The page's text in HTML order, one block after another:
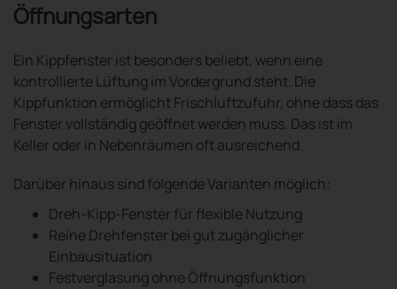
Öffnungsarten
Ein Kippfenster ist besonders beliebt, wenn eine
kontrollierte Lüftung im Vordergrund steht. Die
Kippfunktion ermöglicht Frischluftzufuhr, ohne dass das
Fenster vollständig geöffnet werden muss. Das ist im
Keller oder in Nebenräumen oft ausreichend.
Darüber hinaus sind folgende Varianten möglich:
Dreh-Kipp-Fenster für flexible Nutzung
Reine Drehfenster bei gut zugänglicher
Einbausituation
Festverglasung ohne Öffnungsfunktion